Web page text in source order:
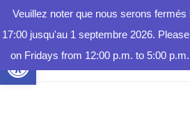
Veuillez noter que nous serons
17:00 jusqu'au 1 septembre 2026.
on Fridays from 12:00 p.m. to 5:00
Ouvrir la barre d’outils
FAIRE
UN DON
DISTRICT
ABITIBI
RAPHAËLLE
DAVID VACHON-
JULIE BÉLISLE